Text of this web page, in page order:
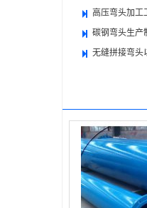
高压弯头加工
碳钢弯头生产
无缝拼接弯头